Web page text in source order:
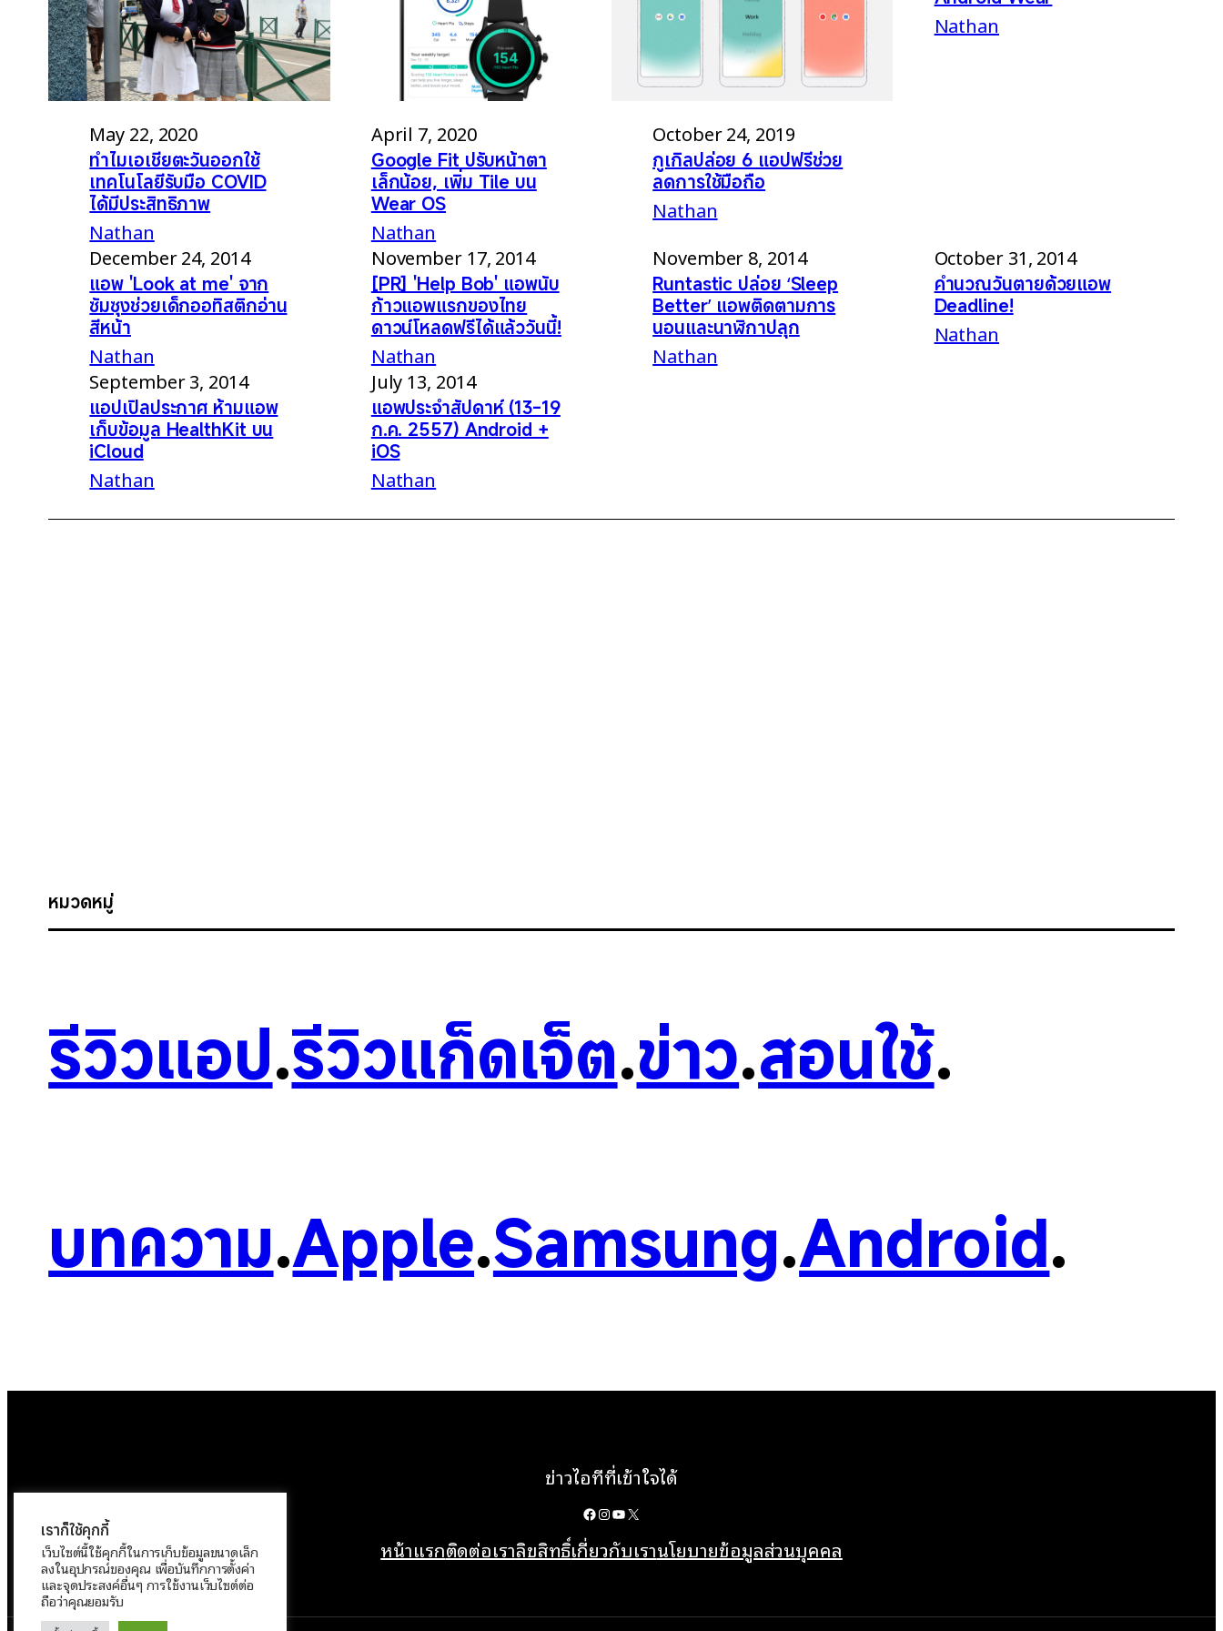
May 22, 2020
ทำไมเอเชียตะวันออกใช้
เทคโนโลยีรับมือ COVID
ได้มีประสิทธิภาพ
Nathan
April 7, 2020
Google Fit ปรับหน้าตา
เล็กน้อย, เพิ่ม Tile บน
Wear OS
Nathan
October 24, 2019
กูเกิลปล่อย 6 แอปฟรีช่วย
ลดการใช้มือถือ
Nathan
Nathan
December 24, 2014
แอพ 'Look at me' จาก
ซัมซุงช่วยเด็กออทิสติกอ่าน
สีหน้า
Nathan
November 17, 2014
[PR] 'Help Bob' แอพนับ
ก้าวแอพแรกของไทย
ดาวน์โหลดฟรีได้แล้ววันนี้!
Nathan
November 8, 2014
Runtastic ปล่อย ‘Sleep
Better’ แอพติดตามการ
นอนและนาฬิกาปลุก
Nathan
October 31, 2014
คำนวณวันตายด้วยแอพ
Deadline!
Nathan
September 3, 2014
แอปเปิลประกาศ ห้ามแอพ
เก็บข้อมูล HealthKit บน
iCloud
Nathan
July 13, 2014
แอพประจำสัปดาห์ (13-19
ก.ค. 2557) Android +
iOS
Nathan
หมวดหมู่
รีวิวแอป.รีวิวแก็ดเจ็ต.ข่าว.สอนใช้.
บทความ.Apple.Samsung.Android.
ข่าวไอทีที่เข้าใจได้
Facebook
Instagram
YouTube
X
หน้าแรกติดต่อเราลิขสิทธิ์เกี่ยวกับเรานโยบายข้อมูลส่วนบุคคล
เราก็ใช้คุกกี้
เว็บไซต์นี้ใช้คุกกี้ในการเก็บข้อมูลขนาดเล็ก
ลงในอุปกรณ์ของคุณ เพื่อบันทึกการตั้งค่า
และจุดประสงค์อื่นๆ การใช้งานเว็บไซต์ต่อ
ถือว่าคุณยอมรับ